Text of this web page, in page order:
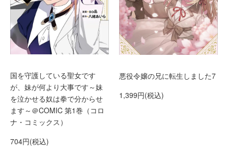
国を守護している聖女です
が、妹が何より大事です～妹
を泣かせる奴は拳で分からせ
ます～＠COMIC 第1巻（コロ
ナ・コミックス）
704円(税込)
悪役令嬢の兄に転生しました7
1,399円(税込)